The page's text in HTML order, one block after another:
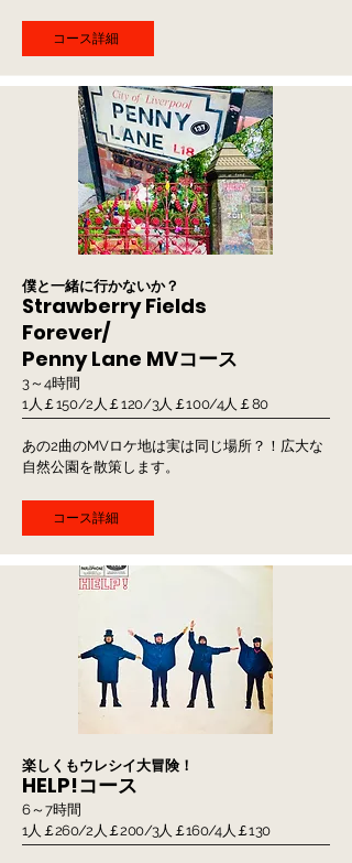
コース詳細
Strawberry Fields
Forever/
Penny Lane MVコース
僕と一緒に行かないか？
3～4時間
1人￡150/2人￡120/3人￡100/4人￡80
あの2曲のMVロケ地は実は同じ場所？！広大な
自然公園を散策します。
コース詳細
HELP!コース
楽しくもウレシイ大冒険！
6～7時間
1人￡260/2人￡200/3人￡160/4人￡130